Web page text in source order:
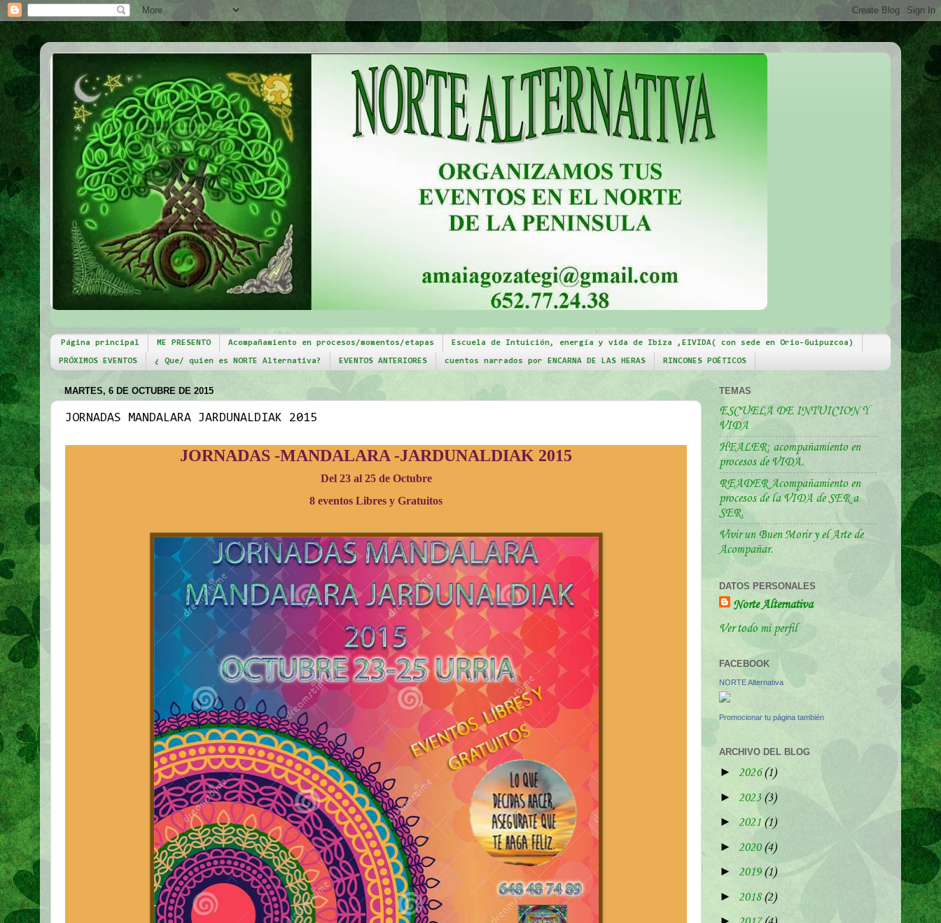
Página principal ME PRESENTO Acompañamiento en procesos/momentos/etapas Escuela de Intuición, energía y vida de Ibiza ,EIVIDA( con sede en Orio-Guipuzcoa)
PRÓXIMOS EVENTOS ¿ Que/ quien es NORTE Alternativa? EVENTOS ANTERIORES cuentos narrados por ENCARNA DE LAS HERAS RINCONES POÉTICOS
MARTES, 6 DE OCTUBRE DE 2015
JORNADAS MANDALARA JARDUNALDIAK 2015
JORNADAS -MANDALARA -JARDUNALDIAK 2015
Del 23 al 25 de Octubre
8 eventos Libres y Gratuitos
TEMAS
ESCUELA DE INTUICION Y
VIDA
HEALER: acompañamiento en
procesos de VIDA.
READER Acompañamiento en
procesos de la VIDA de SER a
SER.
Vivir un Buen Morir y el Arte de
Acompañar.
DATOS PERSONALES
Norte Alternativa
Ver todo mi perfil
FACEBOOK
NORTE Alternativa
Promocionar tu página también
ARCHIVO DEL BLOG
► 2026(1)
► 2023 (3)
► 2021 (1)
► 2020 (4)
► 2019(1)
► 2018 (2)